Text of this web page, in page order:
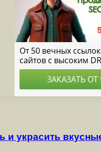
и украсить